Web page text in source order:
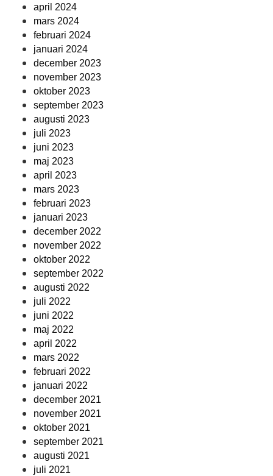
april 2024
mars 2024
februari 2024
januari 2024
december 2023
november 2023
oktober 2023
september 2023
augusti 2023
juli 2023
juni 2023
maj 2023
april 2023
mars 2023
februari 2023
januari 2023
december 2022
november 2022
oktober 2022
september 2022
augusti 2022
juli 2022
juni 2022
maj 2022
april 2022
mars 2022
februari 2022
januari 2022
december 2021
november 2021
oktober 2021
september 2021
augusti 2021
juli 2021